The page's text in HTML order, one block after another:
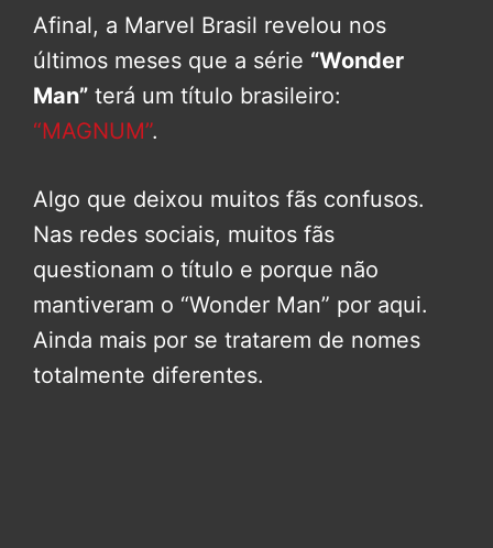
Afinal, a Marvel Brasil revelou nos
últimos meses que a série “Wonder
Man” terá um título brasileiro:
“MAGNUM”.
Algo que deixou muitos fãs confusos.
Nas redes sociais, muitos fãs
questionam o título e porque não
mantiveram o “Wonder Man” por aqui.
Ainda mais por se tratarem de nomes
totalmente diferentes.